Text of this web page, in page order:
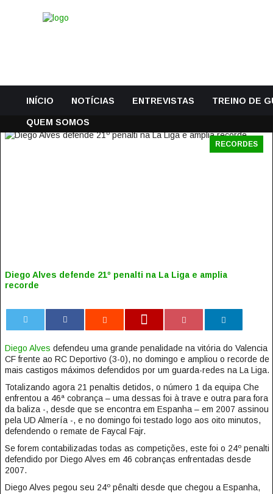
INÍCIO NOTÍCIAS ENTREVISTAS TREINO DE
QUEM SOMOS
RECORDES
Diego Alves defende 21º penalti na La Liga e amplia
recorde
Diego Alves defendeu uma grande penalidade na vitória do Valencia
CF frente ao RC Deportivo (3-0), no domingo e ampliou o recorde de
mais castigos máximos defendidos por um guarda-redes na La Liga.
Totalizando agora 21 penaltis detidos, o número 1 da equipa Che
enfrentou a 46ª cobrança – uma dessas foi à trave e outra para fora
da baliza -, desde que se encontra em Espanha – em 2007 assinou
pela UD Almería -, e no domingo foi testado logo aos oito minutos,
defendendo o remate de Faycal Fajr.
Se forem contabilizadas todas as competições, este foi o 24º penalti
defendido por Diego Alves em 46 cobranças enfrentadas desde
2007.
Diego Alves pegou seu 24º pênalti desde que chegou a Espanha,